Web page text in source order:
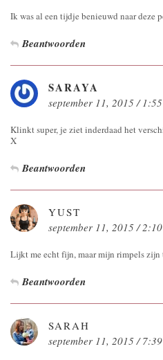
Ik was al een tijdje benieuwd naar deze
Beantwoorden
SARAYA
september 11, 2015 /
Klinkt super, je ziet inderdaad het
X
Beantwoorden
YUST
september 11, 2015 /
Lijkt me echt fijn, maar mijn rimpels
Beantwoorden
SARAH
september 11, 2015 /